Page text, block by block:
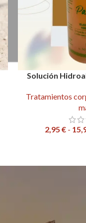
Solución
Tratamientos
2,95€ -